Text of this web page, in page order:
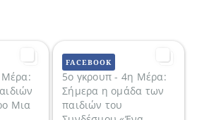
Μέρα:
Μια
5ο γκρουπ - 4η Μέρα:
Σήμερα η ομάδα των
παιδιών του
FACEBOOK